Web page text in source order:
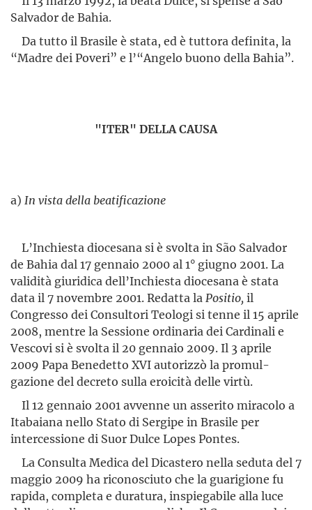
Salvador de Bahia.
Da tutto il Brasile è stata, ed è tuttora definita, la
“Madre dei Poveri” e l’“Angelo buono della Bahia”.
"ITER" DELLA CAUSA
a) In vista della beatificazione
L’Inchiesta diocesana si è svolta in São Salvador
de Bahia dal 17 gennaio 2000 al 1° giugno 2001. La
validità giuridica dell’In­chiesta diocesana è stata
data il 7 novembre 2001. Redatta la Positio, il
Congresso dei Consultori Teologi si tenne il 15 aprile
2008, mentre la Sessione ordinaria dei Cardinali e
Vescovi si è svolta il 20 gennaio 2009. Il 3 aprile
2009 Papa Benedetto XVI autorizzò la promul­
gazione del decreto sulla eroicità delle virtù.
Il 12 gennaio 2001 avvenne un asserito miracolo a
Itabaiana nello Stato di Sergipe in Brasile per
intercessione di Suor Dulce Lopes Pontes.
La Consulta Medica del Dicastero nella seduta del 7
maggio 2009 ha riconosciuto che la guarigione fu
rapida, completa e duratura, inspiegabile alla luce